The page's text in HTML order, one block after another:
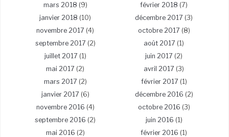
mars 2018 (9) février 2018 (7)
janvier 2018 (10) décembre 2017 (3)
novembre 2017 (4) octobre 2017 (8)
septembre 2017 (2) août 2017 (1)
juillet 2017 (1) juin 2017 (2)
mai 2017 (2) avril 2017 (3)
mars 2017 (2) février 2017 (1)
janvier 2017 (6) décembre 2016 (2)
novembre 2016 (4) octobre 2016 (3)
septembre 2016 (2) juin 2016 (1)
mai 2016 (2) février 2016 (1)